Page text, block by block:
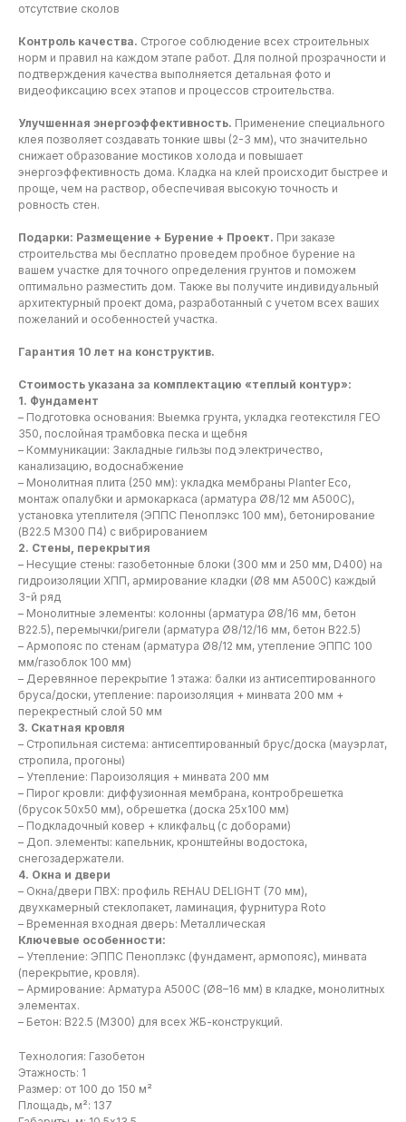
отсутствие сколов
Контроль качества. Строгое соблюдение всех строительных
норм и правил на каждом этапе работ. Для полной прозрачности и
подтверждения качества выполняется детальная фото и
видеофиксацию всех этапов и процессов строительства.
Улучшенная энергоэффективность. Применение специального
клея позволяет создавать тонкие швы (2-3 мм), что значительно
снижает образование мостиков холода и повышает
энергоэффективность дома. Кладка на клей происходит быстрее и
проще, чем на раствор, обеспечивая высокую точность и
ровность стен.
Подарки: Размещение + Бурение + Проект. При заказе
строительства мы бесплатно проведем пробное бурение на
вашем участке для точного определения грунтов и поможем
оптимально разместить дом. Также вы получите индивидуальный
архитектурный проект дома, разработанный с учетом всех ваших
пожеланий и особенностей участка.
Гарантия 10 лет на конструктив.
Стоимость указана за комплектацию «теплый контур»:
1. Фундамент
– Подготовка основания: Выемка грунта, укладка геотекстиля ГЕО
350, послойная трамбовка песка и щебня
– Коммуникации: Закладные гильзы под электричество,
канализацию, водоснабжение
– Монолитная плита (250 мм): укладка мембраны Planter Eco,
монтаж опалубки и армокаркаса (арматура Ø8/12 мм А500С),
установка утеплителя (ЭППС Пеноплэкс 100 мм), бетонирование
(В22.5 М300 П4) с вибрированием
2. Стены, перекрытия
– Несущие стены: газобетонные блоки (300 мм и 250 мм, D400) на
гидроизоляции ХПП, армирование кладки (Ø8 мм А500С) каждый
3-й ряд
– Монолитные элементы: колонны (арматура Ø8/16 мм, бетон
В22.5), перемычки/ригели (арматура Ø8/12/16 мм, бетон В22.5)
– Армопояс по стенам (арматура Ø8/12 мм, утепление ЭППС 100
мм/газоблок 100 мм)
– Деревянное перекрытие 1 этажа: балки из антисептированного
бруса/доски, утепление: пароизоляция + минвата 200 мм +
перекрестный слой 50 мм
3. Скатная кровля
– Стропильная система: антисептированный брус/доска (мауэрлат,
стропила, прогоны)
– Утепление: Пароизоляция + минвата 200 мм
– Пирог кровли: диффузионная мембрана, контробрешетка
(брусок 50х50 мм), обрешетка (доска 25х100 мм)
– Подкладочный ковер + кликфальц (с доборами)
– Доп. элементы: капельник, кронштейны водостока,
снегозадержатели.
4. Окна и двери
– Окна/двери ПВХ: профиль REHAU DELIGHT (70 мм),
двухкамерный стеклопакет, ламинация, фурнитура Roto
– Временная входная дверь: Металлическая
Ключевые особенности:
– Утепление: ЭППС Пеноплэкс (фундамент, армопояс), минвата
(перекрытие, кровля).
– Армирование: Арматура А500С (Ø8–16 мм) в кладке, монолитных
элементах.
– Бетон: В22.5 (М300) для всех ЖБ-конструкций.
Технология: Газобетон
Этажность: 1
Размер: от 100 до 150 м²
Площадь, м²: 137